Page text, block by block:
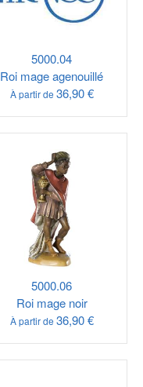
5000.04
Roi mage agenouillé
À partir de 36,90 €
5000.06
Roi mage noir
À partir de 36,90 €